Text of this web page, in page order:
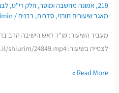
219
,אמונה מחשבה ומוסר,חלק רי"ט,
מאגר שיעורים תורני,סדרות, רבנים /
מעביר השיעור: מו"ר ראש הישיבה הרב
לצפייה בשיעור: http://files.hakotel.org.il/shiurim/24849.mp4
תורה
רי"ט
Read More »